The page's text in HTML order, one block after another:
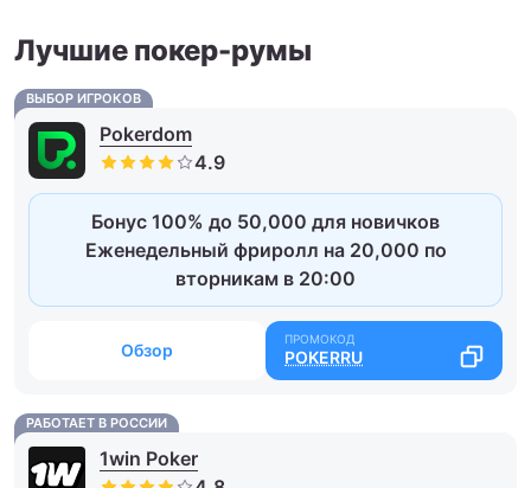
Лучшие покер-румы
ВЫБОР ИГРОКОВ
Pokerdom
Бонус 100% до 50,000 для новичков
Еженедельный фриролл на 20,000 по
вторникам в 20:00
Обзор POKERRU
РАБОТАЕТ В РОССИИ
1win Poker